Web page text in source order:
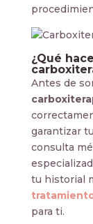
¿Qué
Antes de
garantizar
consulta
tu historial
para ti.